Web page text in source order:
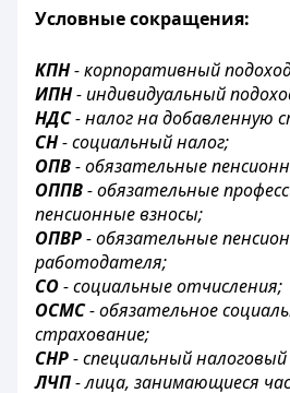
Условные сокращения:
КПН- корпоративный
ИПН- индивидуальный
НДС- налог на добавленную
СН- социальный налог;
ОПВ- обязательные
ОППВ- обязательные
пенсионные взносы;
ОПВР- обязательные
работодателя;
СО- социальные отчисления;
ОСМС- обязательное
страхование;
СНР- специальный
ЛЧП- лица, занимающиеся